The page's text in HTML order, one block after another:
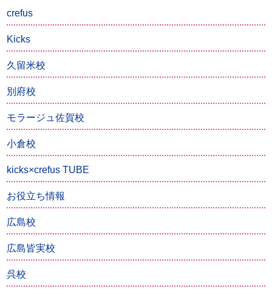
crefus
Kicks
久留米校
別府校
モラージュ佐賀校
小倉校
kicks×crefus TUBE
お役立ち情報
広島校
広島皆実校
呉校